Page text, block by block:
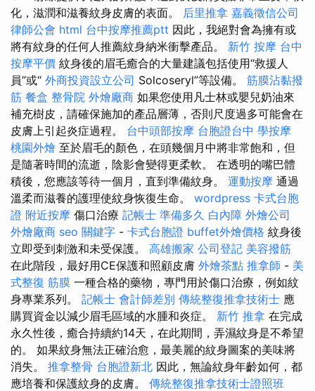
化，滋潤和滋養紋身皮膚的表面。 后里推拿 嘉義徵信公司
律師公會 html 台中按摩推薦ptt 因此，我絕對會為擁有或
將有紋身的任何人推薦紋身納米衝擊產品。 新竹 按摩 台中
按摩平價 紋身後的眉毛癒合的大量建議包括使用“救援人
員”或“ 外商投資設立公司 Solcoseryl”等設備。 筋膜沾黏撥
筋 餐盒 整骨院 外燴廠商 如果您使用凡士林或嬰兒奶油來
補充樹皮，請確保施加的產品層薄，否則尺度過多可能會在
皮膚上引起炎症過程。 台中頭部按摩 台胞證台中 學按摩
桃園外燴 至於眉毛的顏色，在頭幾個月中將非常飽和，但
是隨著時間的流逝，陰影會變得更柔軟。 在透明的嘴巴體
積後，您應該等待一個月，直到準備紋身。 運動按摩 通過
溫柔而滋養的護理使紋身恢復生命。 wordpress 卡式台胞
證 附近按摩 傷口治療 記帳士 準備多久 白內障 外燴公司
外燴廠商 seo 關鍵字 - 卡式台胞證 buffet外燴價格 紋身後
立即受到刺激和未受保護。 高雄搬家 公司登記 美容撥筋
在此階段，最好用CE保護和照顧皮膚 外燴茶點 推拿師 - 美
式整復 筋膜 一種合格的藥物，專門用於傷口治療，例如紋
身專業系列。 記帳士 會計師差別 傳統整復推拿技術士 應
購買資金以減少眉毛區域的水腫和炎症。 新竹 推拿 在完成
永久性後，癒合持續約14天，在此期間，弄濕紋身是不希望
的。 如果紋身無法正確治愈，最美麗的紋身圖案的美味將
消失。 推拿整骨 台胞證新北 因此，無論紋身年齡如何，都
應培養和保護紋身的皮膚。 傳統整復推拿技術士證照班